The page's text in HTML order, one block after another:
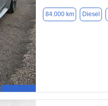
84.000 km Diesel